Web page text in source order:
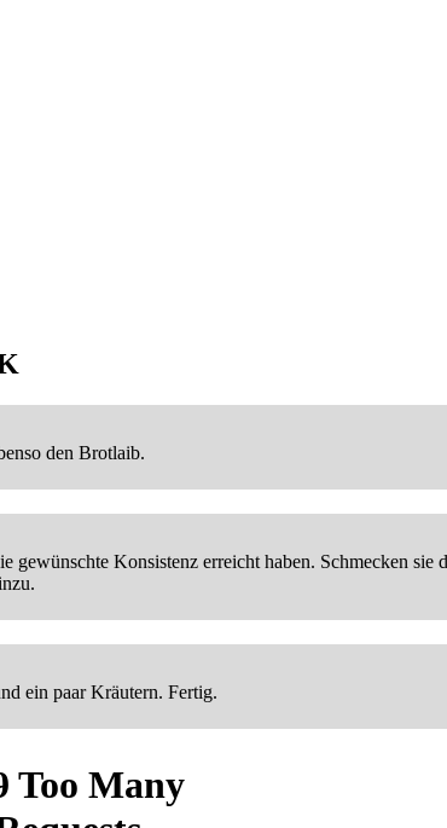
den Brotlaib.
Konsistenz erreicht haben. Schmecken sie
ein paar Kräutern. Fertig.